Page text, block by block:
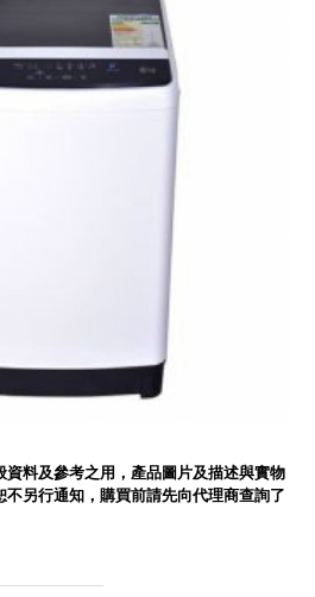
料及參考之用，產品圖片及描述與實物
另行通知，購買前請先向代理商查詢了